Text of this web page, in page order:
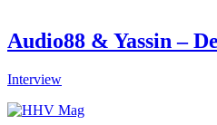
Audio88 & Yassin –
Interview